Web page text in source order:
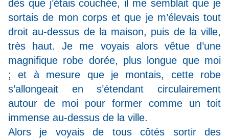
dès que j’étaiscouchée, il me semblait que je
sortais de mon corps et que je m’élevais tout
droit au-dessus de la maison, puis de la ville,
très haut. Je me voyais alors vêtue d’une
magnifique robe dorée, plus longue que moi
;et à mesure que je montais, cette robe
s’allongeait en s’étendant circulairement
autour de moi pour former comme un toit
immense au-dessus de la ville.
Alors je voyais de tous côtés sortir des